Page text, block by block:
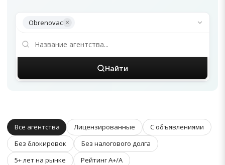
Obrenovac ×
Найти
Все агентства Лицензированные
С объявлениями
Без блокировок
Без налогового долга
5+ лет на рынке
Рейтинг A+/A